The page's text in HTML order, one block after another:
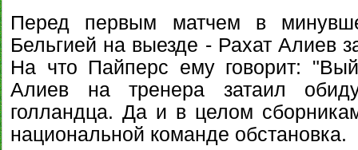
Перед первым матчем в
Бельгией на выезде - Рахат Алиев
На что Пайперс ему говорит:
Алиев на тренера затаил
голландца. Да и в целом
национальной команде обстановка.